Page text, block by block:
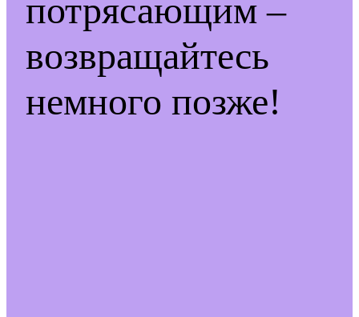
потрясающим –
возвращайтесь
немного позже!